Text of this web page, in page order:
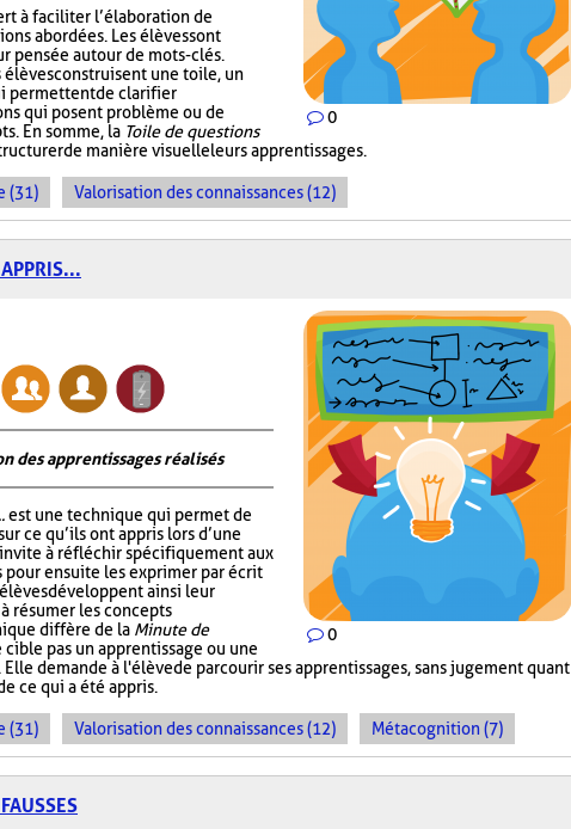
0
à faciliter l’élaboration de
abordées. Les élèves sont
pensée autour de mots-clés.
élèves construisent une toile, un
permettent de clarifier
qui posent problème ou de
En somme, la Toile de questions
de manière visuelle leurs apprentissages.
(31) Valorisation des connaissances (12)
0
des apprentissages réalisés
est une technique qui permet de
ce qu’ils ont appris lors d’une
à réfléchir spécifiquement aux
pour ensuite les exprimer par écrit
développent ainsi leur
résumer les concepts
diffère de la Minute de
pas un apprentissage ou une
demande à l'élève de parcourir ses apprentissages, sans jugement quant
ce qui a été appris.
(31) Valorisation des connaissances (12) Métacognition (7)